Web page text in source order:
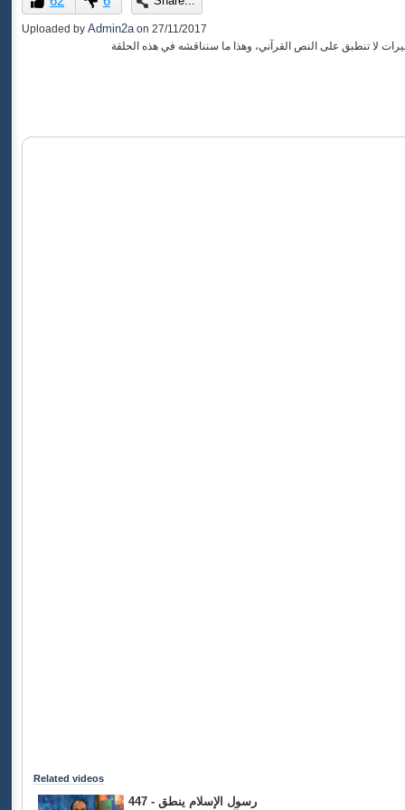
of
0
Uploaded by Admin2a on 27/11/2017
لا تنطبق على النص القرآني، وهذا ما سنناقشه في هذه الحلقة
Related videos
447 - رسول الإسلام ينطق